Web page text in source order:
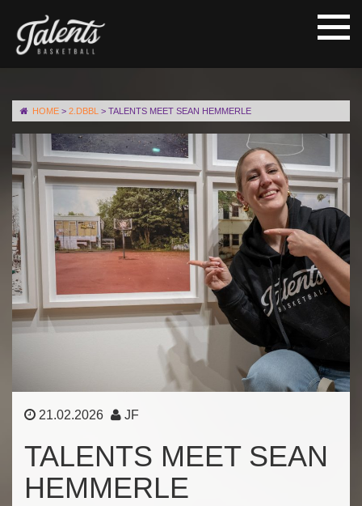
HOME > 2.DBBL > TALENTS MEET SEAN HEMMERLE
21.02.2026 JF
TALENTS MEET SEAN
HEMMERLE